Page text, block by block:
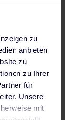
zu
anbieten
zu
zu Ihrer
für
Unsere
mit
DC